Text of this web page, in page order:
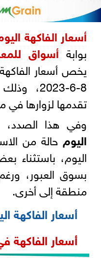
أسعار الفاكهة
بوابة أسواق
يخص أسعار
8-6-
تقدمها لزوارها
وفي هذا
اليوم حالة من
اليوم، باستثناء
بسوق العبور،
منطقة إلى أخرى.
أسعار الفاكهة
أسعار الفاكهة